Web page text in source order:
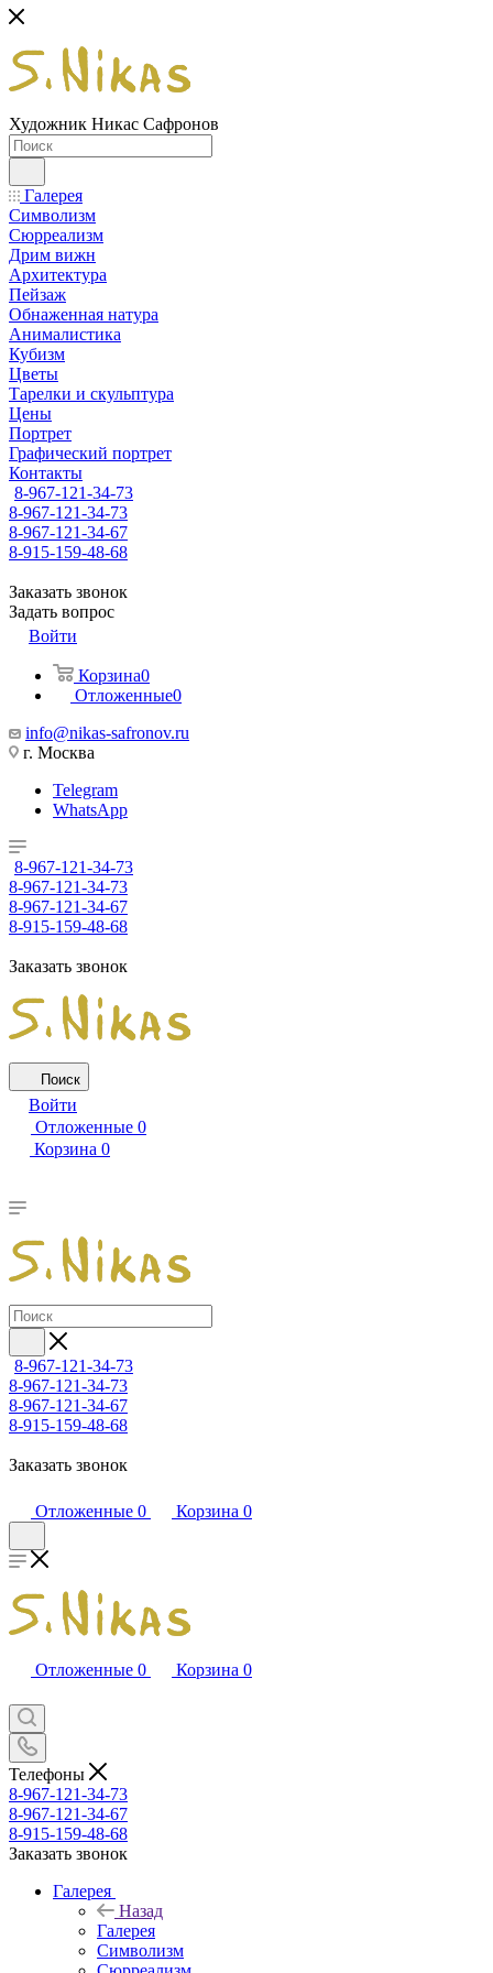
Художник Никас Сафронов
Галерея
Символизм
Сюрреализм
Дрим вижн
Архитектура
Пейзаж
Обнаженная натура
Анималистика
Кубизм
Цветы
Тарелки и скульптура
Цены
Портрет
Графический портрет
Контакты
8-967-121-34-73
8-967-121-34-73
8-967-121-34-67
8-915-159-48-68
Заказать звонок
Задать вопрос
Войти
Корзина0
Отложенные0
info@nikas-safronov.ru
г. Москва
Telegram
WhatsApp
8-967-121-34-73
8-967-121-34-73
8-967-121-34-67
8-915-159-48-68
Заказать звонок
Поиск
Войти
Отложенные 0
Корзина 0
8-967-121-34-73
8-967-121-34-73
8-967-121-34-67
8-915-159-48-68
Заказать звонок
Отложенные 0 Корзина 0
Отложенные 0 Корзина 0
Телефоны
8-967-121-34-73
8-967-121-34-67
8-915-159-48-68
Заказать звонок
Галерея
Назад
Галерея
Символизм